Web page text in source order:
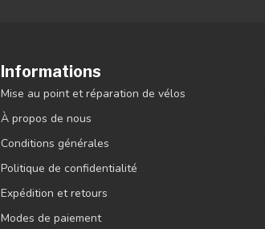
Informations
Mise au point et réparation de vélos
À propos de nous
Conditions générales
Politique de confidentialité
Expédition et retours
Modes de paiement